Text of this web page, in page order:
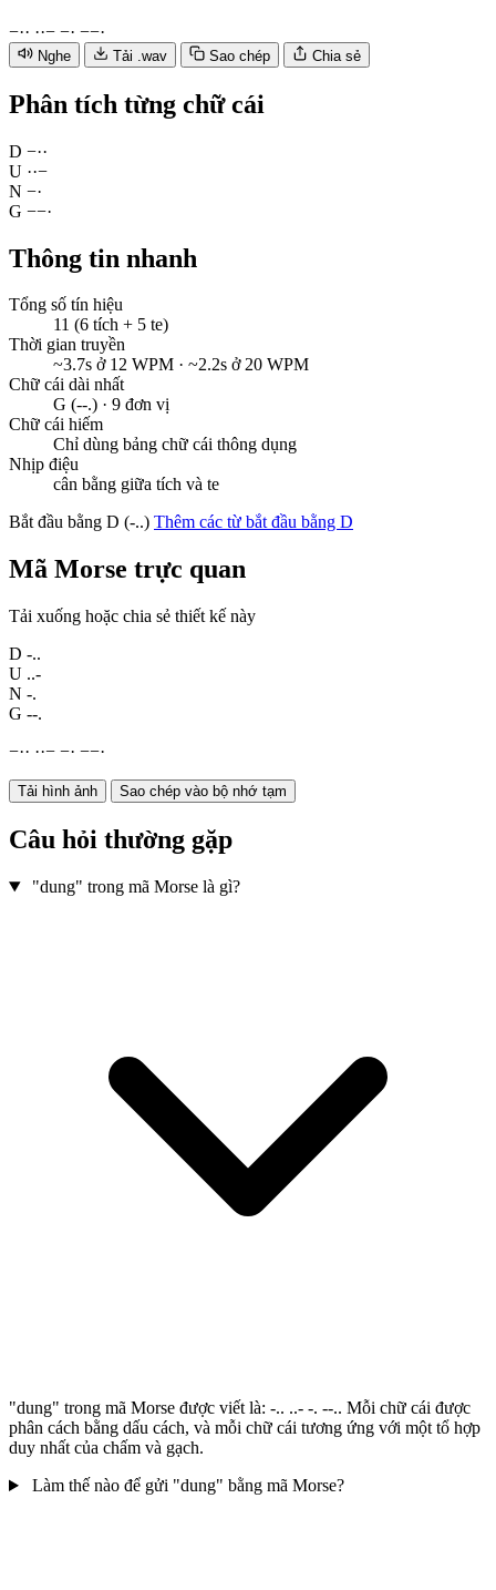
−·· ··− −· −−·
Nghe Tải .wav Sao chép Chia sẻ
Phân tích từng chữ cái
D −··
U ··−
N −·
G −−·
Thông tin nhanh
Tổng số tín hiệu
11 (6 tích + 5 te)
Thời gian truyền
~3.7s ở 12 WPM · ~2.2s ở 20 WPM
Chữ cái dài nhất
G (--.) · 9 đơn vị
Chữ cái hiếm
Chỉ dùng bảng chữ cái thông dụng
Nhịp điệu
cân bằng giữa tích và te
Bắt đầu bằng D (-..) Thêm các từ bắt đầu bằng D
Mã Morse trực quan
Tải xuống hoặc chia sẻ thiết kế này
D -..
U ..-
N -.
G --.
−·· ··− −· −−·
Tải hình ảnh Sao chép vào bộ nhớ tạm
Câu hỏi thường gặp
"dung" trong mã Morse là gì?
"dung" trong mã Morse được viết là: -.. ..- -. --.. Mỗi chữ cái được
phân cách bằng dấu cách, và mỗi chữ cái tương ứng với một tổ hợp
duy nhất của chấm và gạch.
Làm thế nào để gửi "dung" bằng mã Morse?